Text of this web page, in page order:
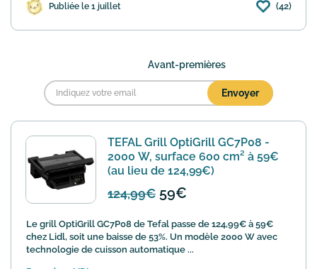
Publiée le 1 juillet (42)
Avant-premières
TEFAL Grill OptiGrill GC7P08 -
2000 W, surface 600 cm² à 59€
(au lieu de 124,99€)
124,99€ 59€
Le grill OptiGrill GC7P08 de Tefal passe de 124,99€ à 59€
chez Lidl, soit une baisse de 53%. Un modèle 2000 W avec
technologie de cuisson automatique ...